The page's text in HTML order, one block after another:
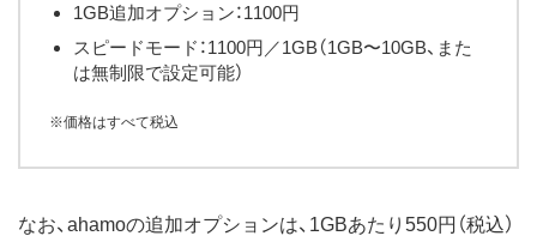
1GB追加オプション：1100円
スピードモード：1100円／1GB（1GB〜10GB、また
は無制限で設定可能）
※価格はすべて税込
なお、ahamoの追加オプションは、1GBあたり550円（税込）